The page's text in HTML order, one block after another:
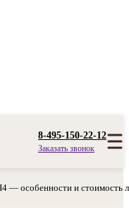
8-495-150-22-12
Заказать звонок
— особенности и стоимость